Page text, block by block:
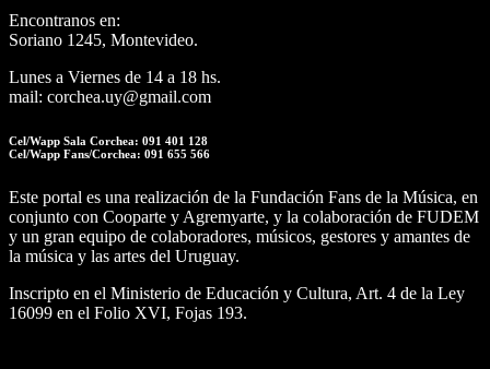
Encontranos en:
Soriano 1245, Montevideo.
Lunes a Viernes de 14 a 18 hs.
mail: corchea.uy@gmail.com
Cel/Wapp Sala Corchea: 091 401 128
Cel/Wapp Fans/Corchea: 091 655 566
Este portal es una realización de la Fundación Fans de la Música, en
conjunto con Cooparte y Agremyarte, y la colaboración de FUDEM
y un gran equipo de colaboradores, músicos, gestores y amantes de
la música y las artes del Uruguay.
Inscripto en el Ministerio de Educación y Cultura, Art. 4 de la Ley
16099 en el Folio XVI, Fojas 193.